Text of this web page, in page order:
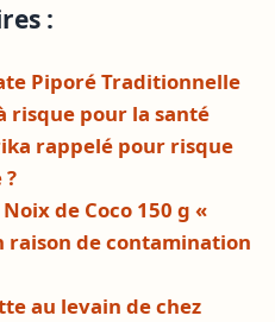
:
Piporé Traditionnelle
risque pour la santé
rappelé pour risque
de Coco 150 g «
raison de contamination
au levain de chez